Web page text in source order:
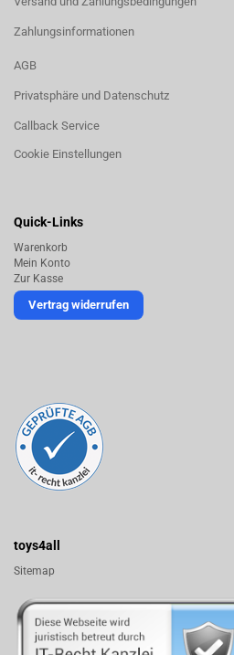
Zahlungsinformationen
AGB
Privatsphäre und Datenschutz
Callback Service
Cookie Einstellungen
Quick-Links
Warenkorb
Mein Konto
Zur Kasse
Vertrag widerrufen
toys4all
Sitemap